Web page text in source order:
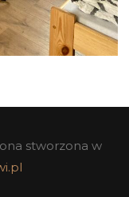
stworzona w